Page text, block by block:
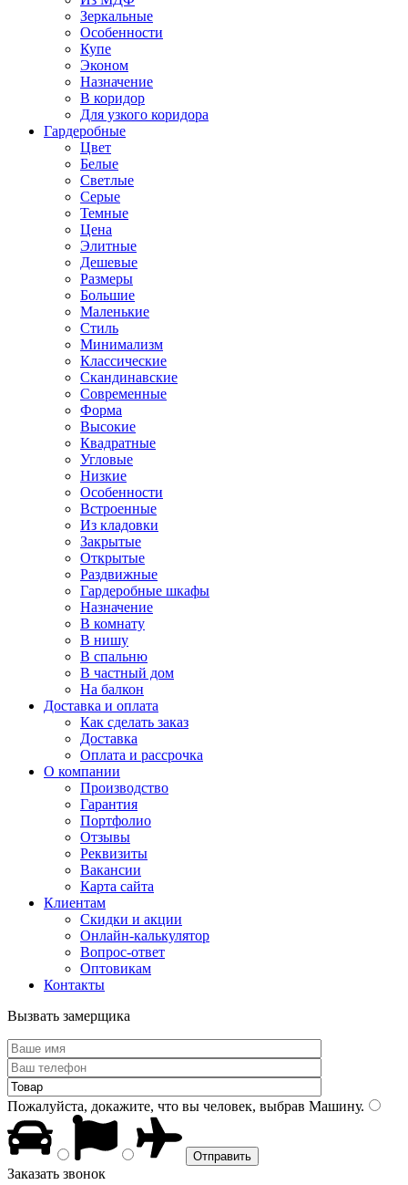
Зеркальные
Особенности
Купе
Эконом
Назначение
В коридор
Для узкого коридора
Гардеробные
Цвет
Белые
Светлые
Серые
Темные
Цена
Элитные
Дешевые
Размеры
Большие
Маленькие
Стиль
Минимализм
Классические
Скандинавские
Современные
Форма
Высокие
Квадратные
Угловые
Низкие
Особенности
Встроенные
Из кладовки
Закрытые
Открытые
Раздвижные
Гардеробные шкафы
Назначение
В комнату
В нишу
В спальню
В частный дом
На балкон
Доставка и оплата
Как сделать заказ
Доставка
Оплата и рассрочка
О компании
Производство
Гарантия
Портфолио
Отзывы
Реквизиты
Вакансии
Карта сайта
Клиентам
Скидки и акции
Онлайн-калькулятор
Вопрос-ответ
Оптовикам
Контакты
Вызвать замерщика
Пожалуйста, докажите, что вы человек, выбрав Машину.
Заказать звонок